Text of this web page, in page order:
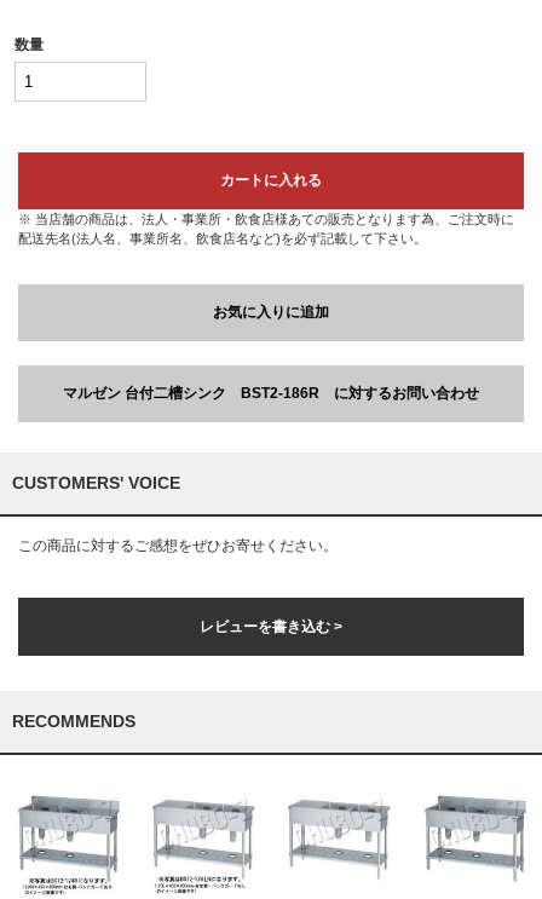
数量
カートに入れる
※ 当店舗の商品は、法人・事業所・飲食店様あての販売となります為、ご注文時に
配送先名(法人名、事業所名、飲食店名など)を必ず記載して下さい。
お気に入りに追加
マルゼン 台付二槽シンク BST2-186R に対するお問い合わせ
CUSTOMERS' VOICE
この商品に対するご感想をぜひお寄せください。
レビューを書き込む >
RECOMMENDS